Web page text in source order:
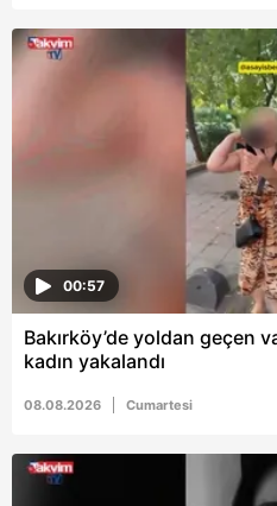
6698 sayılı Kişisel Verilerin
hazırlanmış Aydınlatma
ilgili mevzuata uygun olarak
almak için lütfen
tıklayınız.
00:57
Bakırköy’de yoldan geçen
kadın yakalandı
08.08.2026 Cumartesi